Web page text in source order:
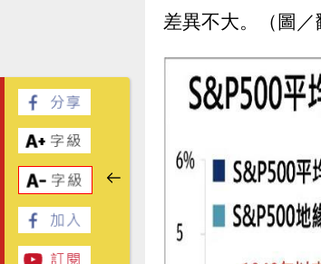
差異不大。（圖／